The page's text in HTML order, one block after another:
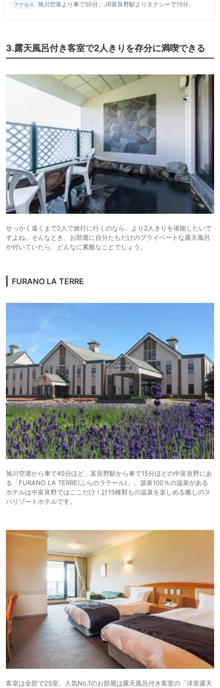
アクセス 旭川空港より車で50分。JR富良野駅よりタクシーで15分。
3.露天風呂付き客室で2人きりを存分に満喫できる
せっかく遠くまで2人で旅行に行くのなら、より2人きりを堪能したいで
すよね。そんなとき、お部屋に自分たちだけのプライベートな露天風呂
が付いていたら、どんなに素敵なことでしょう。
FURANO LA TERRE
旭川空港から車で45分ほど、富良野駅から車で15分ほどの中富良野にあ
る「FURANO LA TERRE(ふらのラテール)」。源泉100％の温泉がある
ホテルは中富良野ではここだけ！計15種類もの温泉を楽しめる癒しのス
パリゾートホテルです。
客室は全部で25室。人気No.1のお部屋は露天風呂付き客室の「洋室露天